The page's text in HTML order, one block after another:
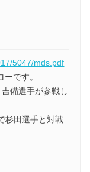
5047/mds.pdf
です。
備選手が参戦し
杉田選手と対戦